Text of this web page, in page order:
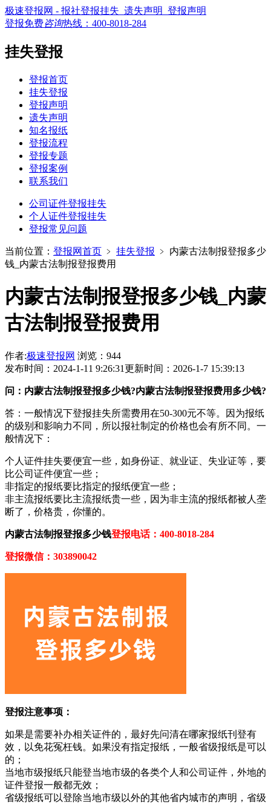
极速登报网 - 报社登报挂失_遗失声明_登报声明
登报免费咨询热线： 400-8018-284
挂失登报
登报首页
挂失登报
登报声明
遗失声明
知名报纸
登报流程
登报专题
登报案例
联系我们
公司证件登报挂失
个人证件登报挂失
登报常见问题
当前位置： 登报网首页 ﹥ 挂失登报 ﹥ 内蒙古法制报登报多少
钱_内蒙古法制报登报费用
内蒙古法制报登报多少钱_内蒙
古法制报登报费用
作者:极速登报网 浏览：944
发布时间：2024-1-11 9:26:31更新时间：2026-1-7 15:39:13
问：内蒙古法制报登报多少钱?内蒙古法制报登报费用多少钱?
答：一般情况下登报挂失所需费用在50-300元不等。因为报纸
的级别和影响力不同，所以报社制定的价格也会有所不同。一
般情况下：
个人证件挂失要便宜一些，如身份证、就业证、失业证等，要
比公司证件便宜一些；
非指定的报纸要比指定的报纸便宜一些；
非主流报纸要比主流报纸贵一些，因为非主流的报纸都被人垄
断了，价格贵，你懂的。
内蒙古法制报登报多少钱登报电话：400-8018-284
登报微信：303890042
登报注意事项：
如果是需要补办相关证件的，最好先问清在哪家报纸刊登有
效，以免花冤枉钱。如果没有指定报纸，一般省级报纸是可以
的；
当地市级报纸只能登当地市级的各类个人和公司证件，外地的
证件登报一般都无效；
省级报纸可以登除当地市级以外的其他省内城市的声明，省级